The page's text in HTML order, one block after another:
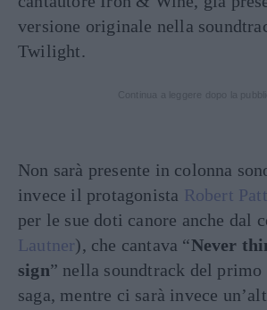
versione originale nella
Twilight.
Non sarà presente in colonna
invece il protagonista Robert
per le sue doti canore anche dal
Lautner), che cantava “Never
sign” nella soundtrack del
saga, mentre ci sarà invece